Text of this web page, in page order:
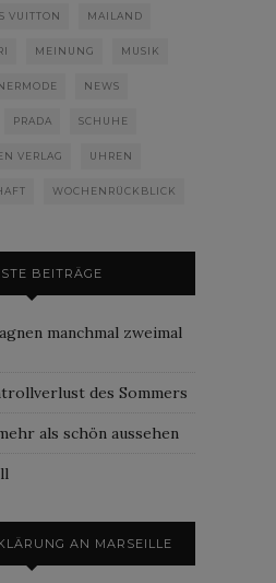
VUITTON MAILAND
MEINUNG MUSIK
NEWS
PRADA SCHUHE
VERLAG UHREN
WOCHENRÜCKBLICK
BEITRÄGE
manchmal zweimal
des Sommers
als schön aussehen
AN MARSEILLE